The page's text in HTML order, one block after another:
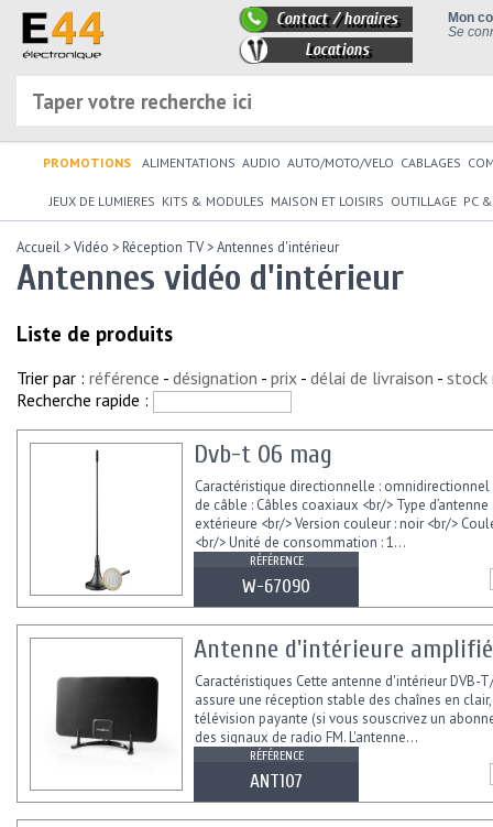
Mon
Se
Contact / horaires
Locations
PROMOTIONS ALIMENTATIONS AUDIO AUTO/MOTO/VELO CABLAGES
JEUX DE LUMIERES KITS & MODULES MAISON ET LOISIRS OUTILLAGE PC
Accueil >Vidéo >Réception TV>Antennes d'intérieur
Antennes vidéo d'intérieur
Liste de produits
Trier par : référence - désignation - prix - délai de livraison - stock
Recherche rapide :
Dvb-t 06 mag
Caractéristique directionnelle : omnidirectionnel
de câble : Câbles coaxiaux <br/> Type d’antenne
extérieure <br/> Version couleur : noir <br/>
<br/> Unité de consommation : 1...
RÉFÉRENCE
W-67090
Antenne d'intérieure
Caractéristiques Cette antenne d'intérieur DVB-
assure une réception stable des chaînes en
télévision payante (si vous souscrivez un
des signaux de radio FM. L'antenne...
RÉFÉRENCE
ANT107